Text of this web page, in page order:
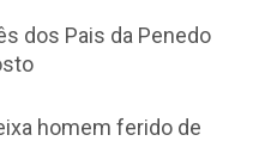
dos Pais da Penedo
homem ferido de